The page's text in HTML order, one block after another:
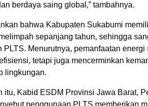
berdaya saing global,” tambahnya.
bahwa Kabupaten Sukabumi
sepanjang tahun, sehingga
PLTS. Menurutnya, pemanfaatan energi
tetapi juga mencerminkan
lingkungan.
itu, Kabid ESDM Provinsi Jawa Barat,